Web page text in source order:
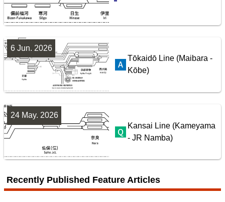
配線略図で辿るスジ屋の苦労
楽天市場 書泉 BOOTH
配線略図で辿る首都圏の保線基地
Tōkaidō Line (Maibara -
Kōbe)
6 Jun. 2026
Kansai Line (Kameyama
- JR Namba)
24 May. 2026
Recently Published Feature Articles